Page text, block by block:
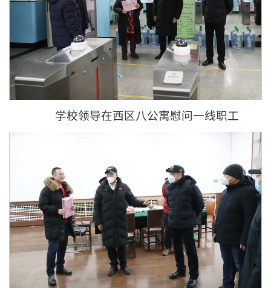
学校领导在西区八公寓慰问一线职工